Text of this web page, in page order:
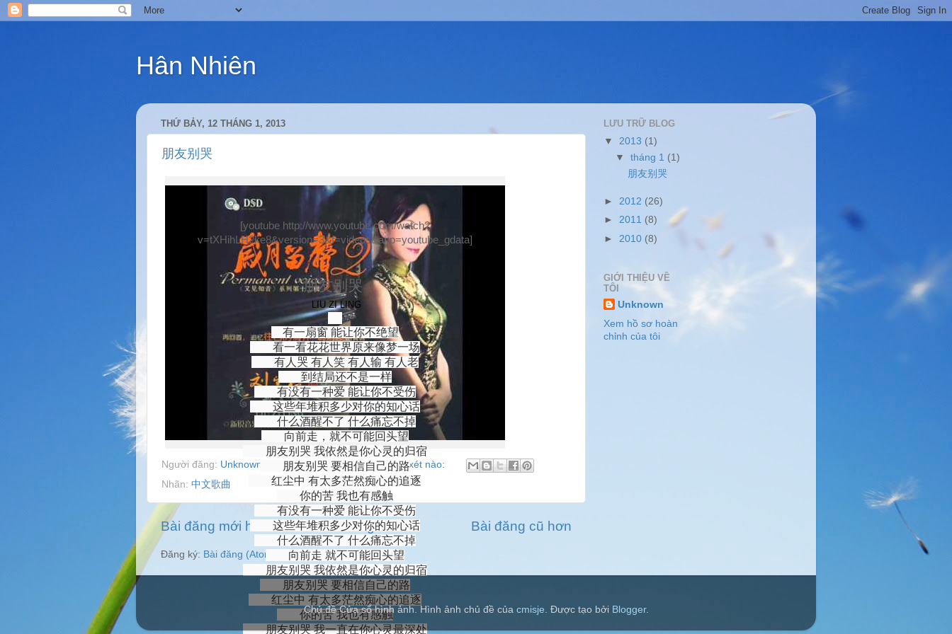
Hân Nhiên
THỨ BẢY, 12 THÁNG 1, 2013
朋友别哭
[youtube http://www.youtube.com/watch?
v=tXHihLH2ke8&version=3&f=videos&app=youtube_gdata]
朋友别哭
LIU ZI LING
有一扇窗 能让你不绝望
看一看花花世界原来像梦一场
有人哭 有人笑 有人输 有人老
到结局还不是一样
有没有一种爱 能让你不受伤
这些年堆积多少对你的知心话
什么酒醒不了 什么痛忘不掉
向前走，就不可能回头望
朋友别哭 我依然是你心灵的归宿
朋友别哭 要相信自己的路
红尘中 有太多茫然痴心的追逐
你的苦 我也有感触
有没有一种爱 能让你不受伤
这些年堆积多少对你的知心话
什么酒醒不了 什么痛忘不掉
向前走 就不可能回头望
朋友别哭 我依然是你心灵的归宿
朋友别哭 要相信自己的路
红尘中 有太多茫然痴心的追逐
你的苦 我也有感触
朋友别哭 我一直在你心灵最深处
Người đăng: Unknown vào lúc02:51
Không có nhận xét nào:
Nhãn: 中文歌曲
Bài đăng mới hơn Bài đăng cũ hơn
Trang chủ
Đăng ký: Bài đăng (Atom)
LƯU TRỮ BLOG
▼ 2013 (1)
▼tháng 1 (1)
朋友别哭
► 2012 (26)
► 2011 (8)
► 2010 (8)
GIỚI THIỆU VỀ
TÔI
Unknown
Xem hồ sơ hoàn
chỉnh của tôi
Chủ đề Cửa sổ hình ảnh. Hình ảnh chủ đề của cmisje. Được tạo bởi Blogger.